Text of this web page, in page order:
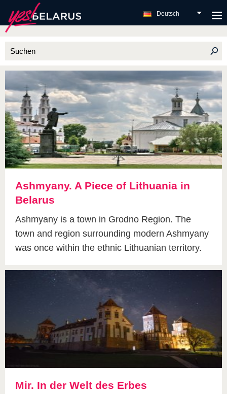
Deutsch
Ashmyany. A Piece of Lithuania in
Belarus
Ashmyany is a town in Grodno Region. The
town and region surrounding modern Ashmyany
was once within the ethnic Lithuanian territory.
Mir. In der Welt des Erbes